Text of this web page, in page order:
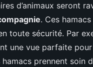
d’animaux seront
. Ces
toute sécurité. Par
une vue parfaite
hamacs prennent